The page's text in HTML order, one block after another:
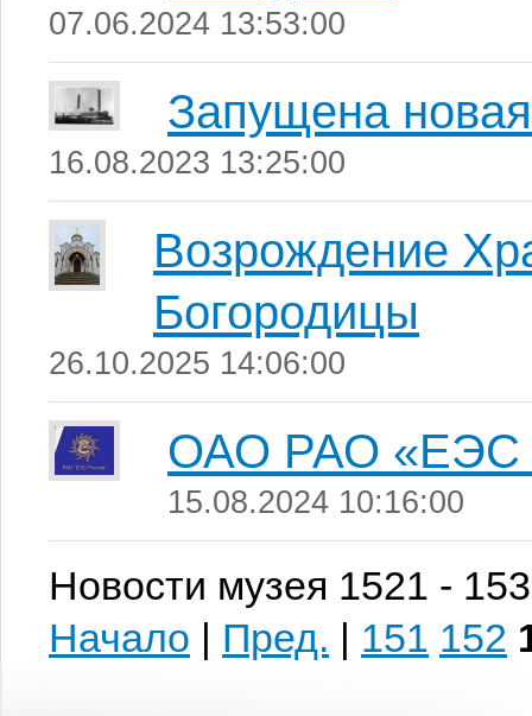
07.06.2024 13:53:00
Запущена
16.08.2023 13:25:00
Возрождение
Богородицы
26.10.2025 14:06:00
ОАО РАО «ЕЭС
15.08.2024 10:16:00
Новости музея 1521 -
Начало | Пред. | 151 152